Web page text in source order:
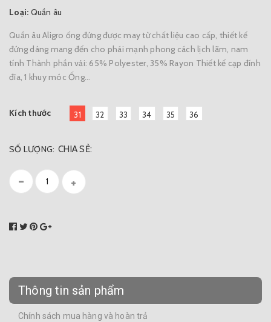
Loại: Quần âu
Quần âu Aligro ống đứng được may từ chất liệu cao cấp, thiết kế
đứng dáng mang đến cho phái mạnh phong cách lịch lãm, nam
tính Thành phần vải: 65% Polyester, 35% Rayon Thiết kế cạp đính
đỉa, 1 khuy móc Ống...
Kích thước 31 32 33 34 35 36
SỐ LƯỢNG:
- +
CHIA SẺ:
Thông tin sản phẩm
Chính sách mua hàng và hoàn trả